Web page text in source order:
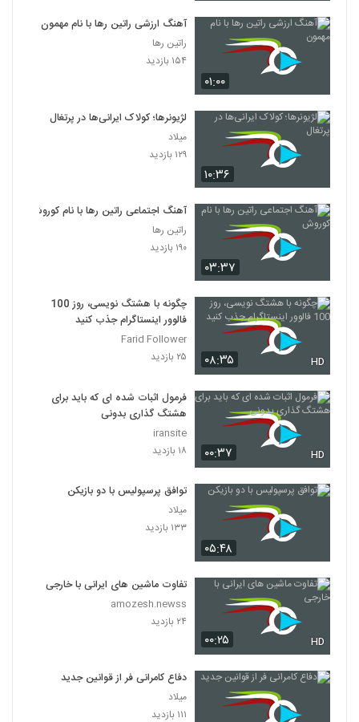
۰۱:۰۰
آهنگ ارزشی راتین رها با نام مهمون
راتین رها
۱۵۴ بازدید
۱۰:۳۶
لژیونرها؛ کولاک ایرانی‌ها در پرتغال
میلاد
۱۲۹ بازدید
۰۳:۳۷
آهنگ اجتماعی راتین رها با نام کوروش
راتین رها
۱۹۰ بازدید
۰۸:۳۵ HD
چگونه با هشتگ نویسی، روز 100
فالوور اینستاگرام جذب کنید
Farid Follower
۲۵ بازدید
۰۰:۳۷ HD
فرمول اثبات شده ای که باید برای
هشتگ گذاری بدونی
iransite
۱۸ بازدید
۰۵:۴۸
توافق پرسپولیس با دو بازیکن
میلاد
۱۳۳ بازدید
۰۰:۲۵ HD
تفاوت ماشین های ایرانی با خارجی
amozesh.newss
۲۴ بازدید
دفاع کامرانی فر از قوانین جدید
میلاد
۱۱۱ بازدید